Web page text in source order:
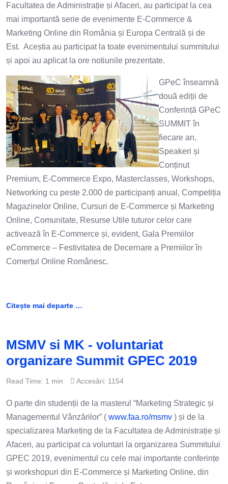
Facultatea de Administrație și Afaceri, au participat la cea
mai importantă serie de evenimente E-Commerce &
Marketing Online din România și Europa Centrală și de
Est. Aceștia au participat la toate evenimentului summitului
și apoi au aplicat la ore notiunile prezentate.
GPeC înseamnă
două ediții de
Conferință GPeC
SUMMIT în
fiecare an,
Speakeri și
Conținut
Premium, E-Commerce Expo, Masterclasses, Workshops,
Networking cu peste 2.000 de participanți anual, Competiția
Magazinelor Online, Cursuri de E-Commerce și Marketing
Online, Comunitate, Resurse Utile tuturor celor care
activează în E-Commerce și, evident, Gala Premiilor
eCommerce – Festivitatea de Decernare a Premiilor în
Comerțul Online Românesc.
Citește mai departe …
MSMV si MK - voluntariat
organizare Summit GPEC 2019
Read Time: 1 min Accesări: 1154
O parte din studenții de la masterul “Marketing Strategic și
Managementul Vânzărilor” ( www.faa.ro/msmv ) și de la
specializarea Marketing de la Facultatea de Administrație și
Afaceri, au participat ca voluntari la organizarea Summitului
GPEC 2019, evenimentul cu cele mai importante conferințe
și workshopuri din E-Commerce și Marketing Online, din